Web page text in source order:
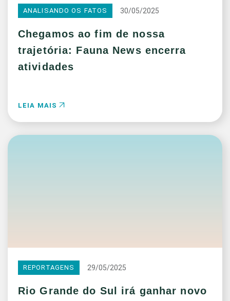
ANALISANDO OS FATOS 30/05/2025
Chegamos ao fim de nossa
trajetória: Fauna News encerra
atividades
LEIA MAIS
REPORTAGENS 29/05/2025
Rio Grande do Sul irá ganhar novo